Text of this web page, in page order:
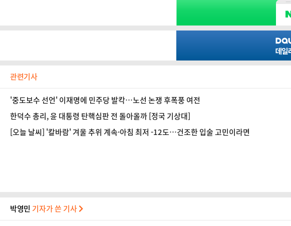
관련기사
'중도보수 선언' 이재명에 민주당 발칵…노선 논쟁 후폭풍 여전
한덕수 총리, 윤 대통령 탄핵심판 전 돌아올까 [정국 기상대]
[오늘 날씨] '칼바람' 겨울 추위 계속·아침 최저 -12도…건조한 입술 고민이라면
박영민 기자가 쓴 기사